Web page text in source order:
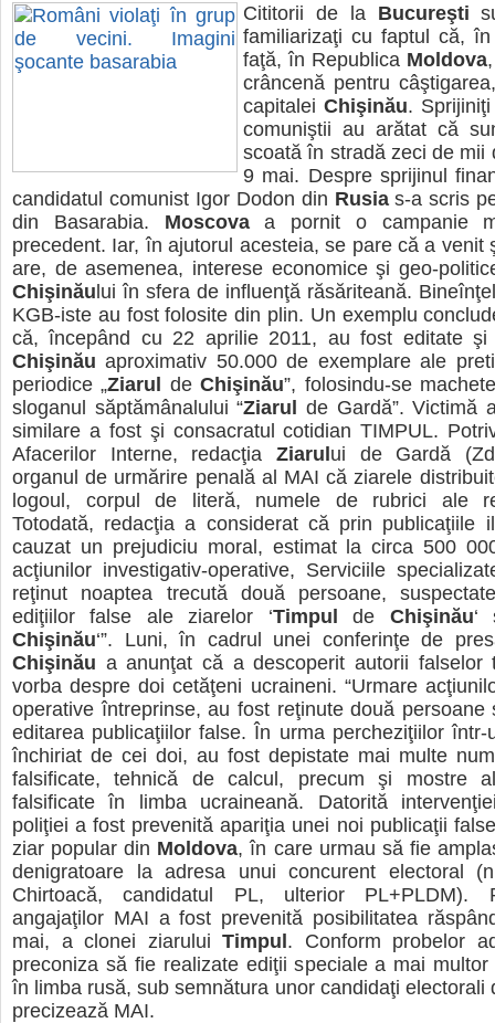
Cititorii de la Bucureşti
familiarizaţi cu faptul că,
faţă, în Republica Moldova
crâncenă pentru
capitalei Chişinău.
comuniştii au arătat că
scoată în stradă zeci de mii
9 mai. Despre sprijinul
candidatul comunist Igor Dodon din Rusias-a scris
din Basarabia. Moscovaa pornit o campanie
precedent. Iar, în ajutorul acesteia, se pare că a venit
are, de asemenea, interese economice şi geo-
Chişinăului în sfera de influenţă răsăriteană.
KGB-iste au fost folosite din plin. Un exemplu
că, începând cu 22 aprilie 2011, au fost editate şi
Chişinău aproximativ 50.000 de exemplare ale
periodice „Ziarul deChişinău”, folosindu-se
sloganul săptămânalului “Ziarul de Gardă”. Victimă
similare a fost şi consacratul cotidian TIMPUL.
Afacerilor Interne, redacţia Ziarului de Gardă
organul de urmărire penală al MAI că ziarele
logoul, corpul de literă, numele de rubrici ale
Totodată, redacţia a considerat că prin publicaţiile
cauzat un prejudiciu moral, estimat la circa 500
acţiunilor investigativ-operative, Serviciile
reţinut noaptea trecută două persoane,
ediţiilor false ale ziarelor ‘Timpul de Chişinău‘
Chişinău‘”. Luni, în cadrul unei conferinţe de
Chişinău a anunţat că a descoperit autorii falselor
vorba despre doi cetăţeni ucraineni. “Urmare
operative întreprinse, au fost reţinute două persoane
editarea publicaţiilor false. În urma percheziţiilor într-
închiriat de cei doi, au fost depistate mai multe
falsificate, tehnică de calcul, precum şi mostre
falsificate în limba ucraineană. Datorită
poliţiei a fost prevenită apariţia unei noi publicaţii
ziar popular din Moldova, în care urmau să fie
denigratoare la adresa unui concurent electoral
Chirtoacă, candidatul PL, ulterior PL+PLDM).
angajaţilor MAI a fost prevenită posibilitatea
mai, a clonei ziarului Timpul. Conform probelor
preconiza să fie realizate ediţii speciale a mai
în limba rusă, sub semnătura unor candidaţi electorali
precizează MAI.